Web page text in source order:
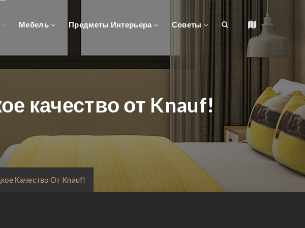
Мебель Предметы Интерьера Советы
качество от Knauf!
Качество От Knauf!